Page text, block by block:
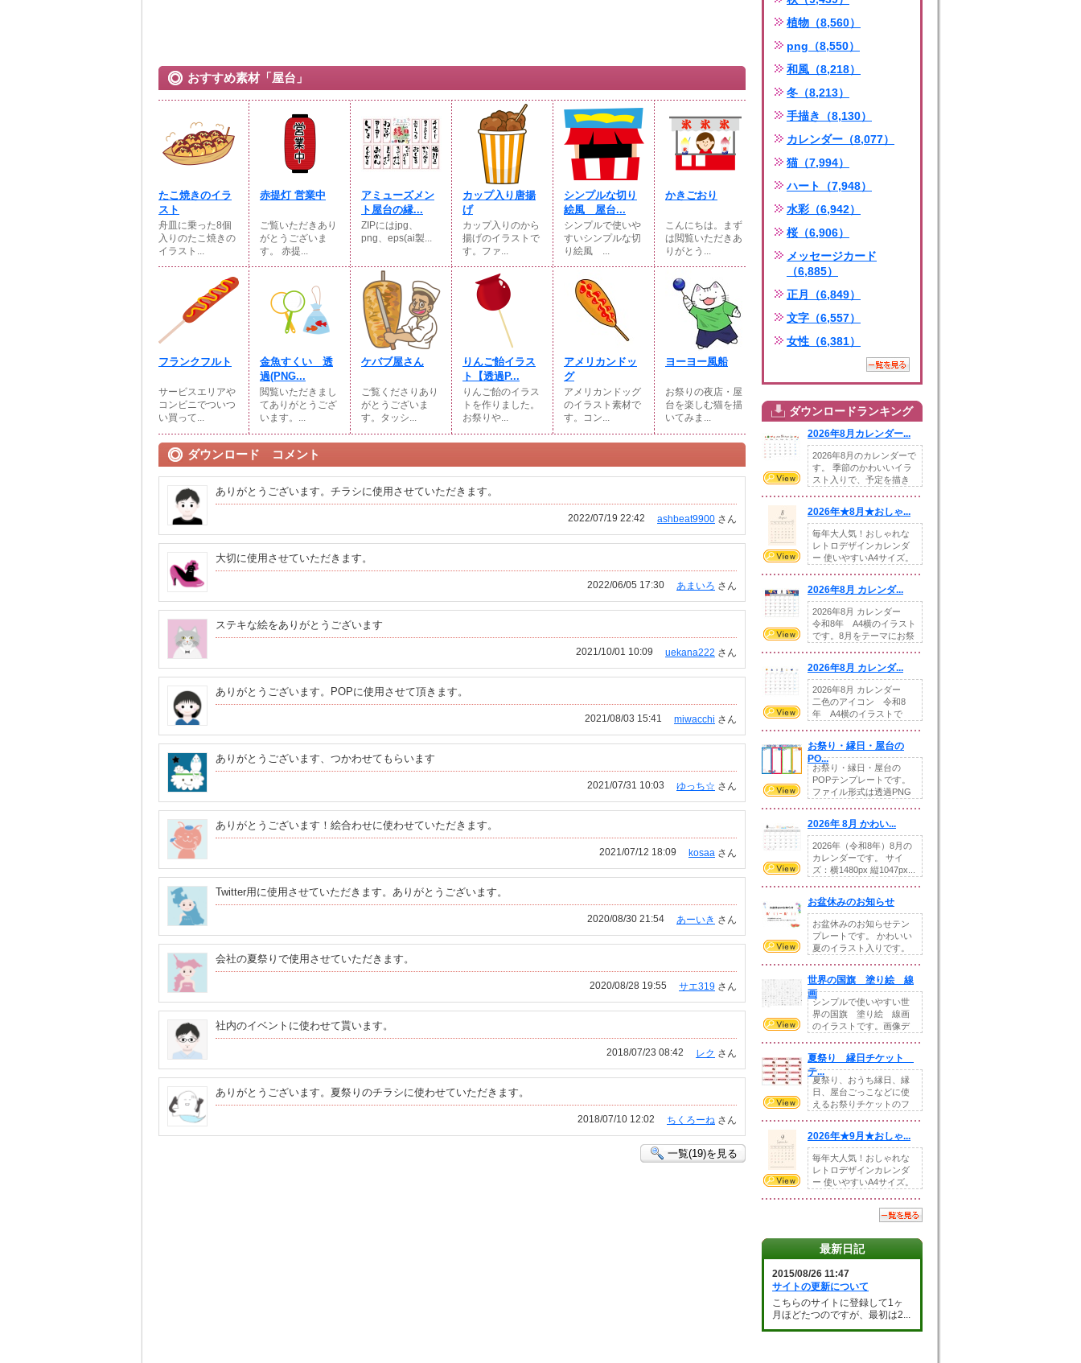
おすすめ素材「屋台」
たこ焼きのイラ
スト
舟皿に乗った8個
入りのたこ焼きの
イラスト...
赤提灯 営業中
ご覧いただきあり
がとうございま
す。 赤提...
アミューズメン
ト屋台の縁...
ZIPにはjpg、
png、eps(ai製...
カップ入り唐揚
げ
カップ入りのから
揚げのイラストで
す。ファ...
シンプルな切り
絵風 屋台...
シンプルで使いや
すいシンプルな切
り絵風 ...
かきごおり
こんにちは。まず
は閲覧いただきあ
りがとう...
フランクフルト
サービスエリアや
コンビニでついつ
い買って...
金魚すくい 透
過(PNG...
閲覧いただきまし
てありがとうござ
います。...
ケバブ屋さん
ご覧くださりあり
がとうございま
す。タッシ...
りんご飴イラス
ト【透過P...
りんご飴のイラス
トを作りました。
お祭りや...
アメリカンドッ
グ
アメリカンドッグ
のイラスト素材で
す。コン...
ヨーヨー風船
お祭りの夜店・屋
台を楽しむ猫を描
いてみま...
ダウンロード コメント
ありがとうございます。チラシに使用させていただきます。
ashbeat9900 さん
2022/07/19 22:42
大切に使用させていただきます。
あまいろ さん
2022/06/05 17:30
ステキな絵をありがとうございます
uekana222 さん
2021/10/01 10:09
ありがとうございます。POPに使用させて頂きます。
miwacchi さん
2021/08/03 15:41
ありがとうございます、つかわせてもらいます
ゆっち☆ さん
2021/07/31 10:03
ありがとうございます！絵合わせに使わせていただきます。
kosaa さん
2021/07/12 18:09
Twitter用に使用させていただきます。ありがとうございます。
あーいき さん
2020/08/30 21:54
会社の夏祭りで使用させていただきます。
サエ319 さん
2020/08/28 19:55
社内のイベントに使わせて貰います。
レク さん
2018/07/23 08:42
ありがとうございます。夏祭りのチラシに使わせていただきます。
ちくろーね さん
2018/07/10 12:02
一覧(19)を見る
植物（8,560）
png（8,550）
和風（8,218）
冬（8,213）
手描き（8,130）
カレンダー（8,077）
猫（7,994）
ハート（7,948）
水彩（6,942）
桜（6,906）
メッセージカード
（6,885）
正月（6,849）
文字（6,557）
女性（6,381）
ダウンロードランキング
2026年8月カレンダー...
2026年8月のカレンダーで
す。 季節のかわいいイラ
スト入りで、予定を描き
2026年★8月★おしゃ...
毎年大人気！おしゃれな
レトロデザインカレンダ
ー 使いやすいA4サイズ。
2026年8月 カレンダ...
2026年8月 カレンダー
令和8年 A4横のイラスト
です。8月をテーマにお祭
2026年8月 カレンダ...
2026年8月 カレンダー
二色のアイコン 令和8
年 A4横のイラストで
お祭り・縁日・屋台の
PO...
お祭り・縁日・屋台の
POPテンプレートです。
ファイル形式は透過PNG
2026年 8月 かわい...
2026年（令和8年）8月の
カレンダーです。 サイ
ズ：横1480px 縦1047px...
お盆休みのお知らせ
お盆休みのお知らせテン
プレートです。 かわいい
夏のイラスト入りです。
世界の国旗 塗り絵 線
画
シンプルで使いやすい世
界の国旗 塗り絵 線画
のイラストです。画像デ
夏祭り 縁日チケット
テ...
夏祭り、おうち縁日、縁
日、屋台ごっこなどに使
えるお祭りチケットのフ
2026年★9月★おしゃ...
毎年大人気！おしゃれな
レトロデザインカレンダ
ー 使いやすいA4サイズ。
最新日記
2015/08/26 11:47
サイトの更新について
こちらのサイトに登録して1ヶ
月ほどたつのですが、最初は2...